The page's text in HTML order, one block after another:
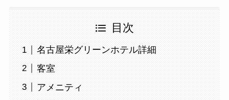
目次
名古屋栄グリーンホテル詳細
客室
アメニティ